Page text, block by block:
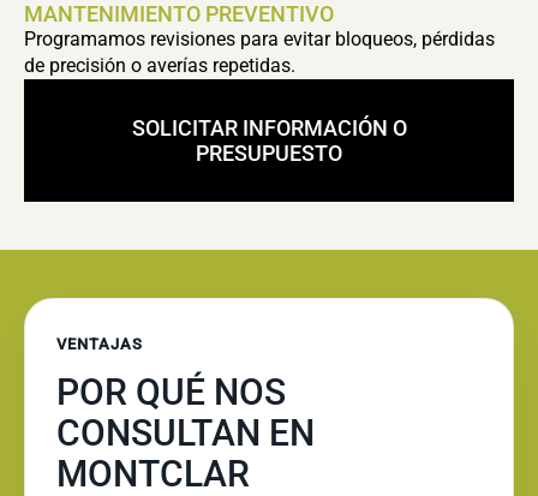
MANTENIMIENTO PREVENTIVO
Programamos revisiones para evitar bloqueos, pérdidas
de precisión o averías repetidas.
SOLICITAR INFORMACIÓN O
PRESUPUESTO
VENTAJAS
POR QUÉ NOS
CONSULTAN EN
MONTCLAR